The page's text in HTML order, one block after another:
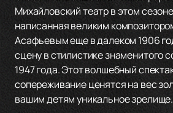
Михайловский театр в этом
написанная великим
Асафьевым еще в далеком 1906
сцену в стилистике знаменитого
1947 года. Этот волшебный
сопереживание ценятся на вес
вашим детям уникальное зрелище.